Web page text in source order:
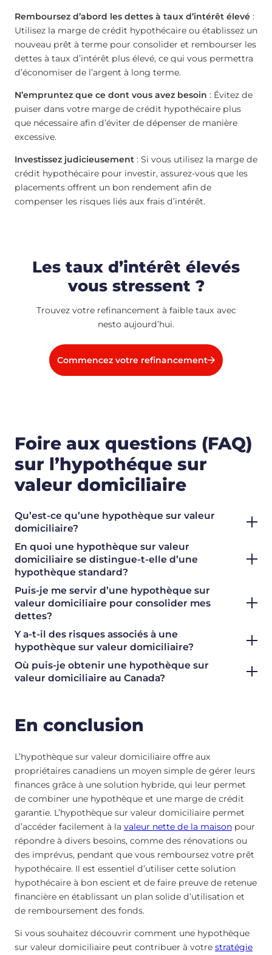
Remboursez d’abord les dettes à taux d’intérêt élevé :
Utilisez la marge de crédit hypothécaire ou établissez un
nouveau prêt à terme pour consolider et rembourser les
dettes à taux d’intérêt plus élevé, ce qui vous permettra
d’économiser de l’argent à long terme.
N’empruntez que ce dont vous avez besoin : Évitez de
puiser dans votre marge de crédit hypothécaire plus
que nécessaire afin d’éviter de dépenser de manière
excessive.
Investissez judicieusement : Si vous utilisez la marge de
crédit hypothécaire pour investir, assurez-vous que les
placements offrent un bon rendement afin de
compenser les risques liés aux frais d’intérêt.
Les taux d’intérêt élevés
vous stressent ?
Trouvez votre refinancement à faible taux avec
nesto aujourd’hui.
Commencez votre refinancement
Foire aux questions (FAQ)
sur l’hypothéque sur
valeur domiciliaire
Qu’est-ce qu’une hypothèque sur valeur
domiciliaire?
En quoi une hypothèque sur valeur
domiciliaire se distingue-t-elle d’une
hypothèque standard?
Puis-je me servir d’une hypothèque sur
valeur domiciliaire pour consolider mes
dettes?
Y a-t-il des risques associés à une
hypothèque sur valeur domiciliaire?
Où puis-je obtenir une hypothèque sur
valeur domiciliaire au Canada?
En conclusion
L’hypothèque sur valeur domiciliaire offre aux
propriétaires canadiens un moyen simple de gérer leurs
finances grâce à une solution hybride, qui leur permet
de combiner une hypothèque et une marge de crédit
garantie. L’hypothèque sur valeur domiciliaire permet
d’accéder facilement à la valeur nette de la maison pour
répondre à divers besoins, comme des rénovations ou
des imprévus, pendant que vous remboursez votre prêt
hypothécaire. Il est essentiel d’utiliser cette solution
hypothécaire à bon escient et de faire preuve de retenue
financière en établissant un plan solide d’utilisation et
de remboursement des fonds.
Si vous souhaitez découvrir comment une hypothèque
sur valeur domiciliaire peut contribuer à votre stratégie